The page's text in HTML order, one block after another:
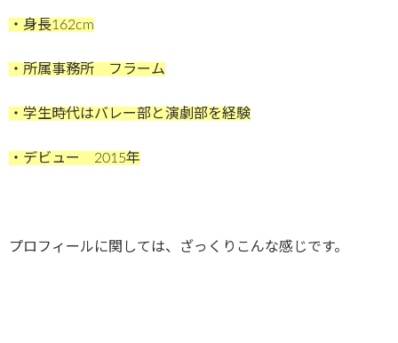
・身長162cm
・所属事務所 フラーム
・学生時代はバレー部と演劇部を経験
・デビュー 2015年
プロフィールに関しては、ざっくりこんな感じです。